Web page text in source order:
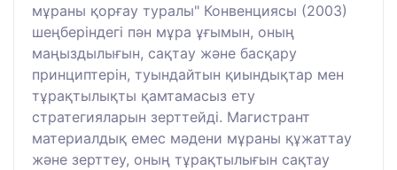
мұраны қорғау туралы" Конвенциясы (2003)
шеңберіндегі пән мұра ұғымын, оның
маңыздылығын, сақтау және басқару
принциптерін, туындайтын қиындықтар мен
тұрақтылықты қамтамасыз ету
стратегияларын зерттейді. Магистрант
материалдық емес мәдени мұраны құжаттау
және зерттеу, оның тұрақтылығын сақтау